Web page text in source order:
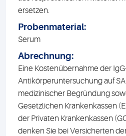
ersetzen.
Probenmaterial:
Serum
Abrechnung:
Eine Kostenübernahme der
Antikörperuntersuchung auf
medizinischer Begründung
Gesetzlichen Krankenkassen
der Privaten Krankenkassen
denken Sie bei Versicherten